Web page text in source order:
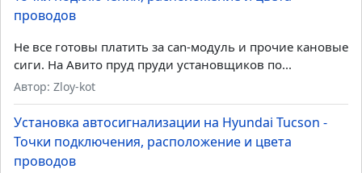
проводов
Не все готовы платить за can-модуль и прочие кановые
сиги. На Авито пруд пруди установщиков по...
Автор: Zloy-kot
Установка автосигнализации на Hyundai Tucson -
Точки подключения, расположение и цвета
проводов